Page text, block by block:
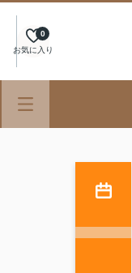
お気に入り
0